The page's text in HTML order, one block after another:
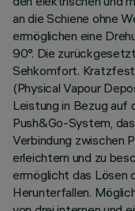
an die Schiene ohne
ermöglichen eine
90°. Die
Sehkomfort.
(Physical Vapour
Leistung in Bezug
Push&Go-System,
Verbindung zwischen
erleichtern und zu
ermöglicht das Lösen
Herunterfallen.